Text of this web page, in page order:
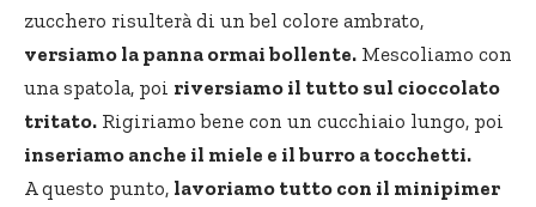
zucchero risulterà di un bel colore ambrato,
versiamo la panna ormai bollente. Mescoliamo con
una spatola, poi riversiamo il tutto sul cioccolato
tritato. Rigiriamo bene con un cucchiaio lungo, poi
inseriamo anche il miele e il burro a tocchetti.
A questo punto, lavoriamo tutto con il minipimer